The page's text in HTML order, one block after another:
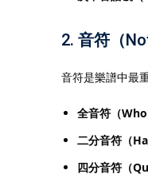
2. 音符（
音符是樂譜中最
全音符（
二分音符（
四分音符（